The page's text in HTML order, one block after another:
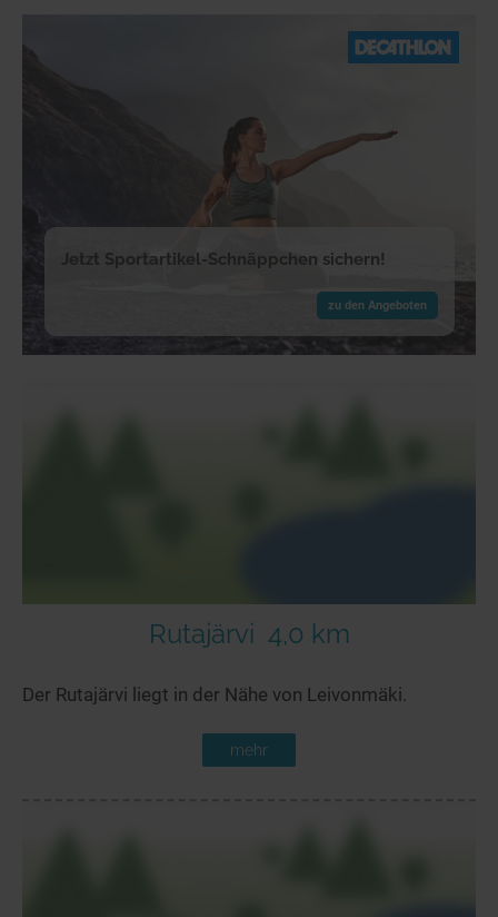
Jetzt Sportartikel-Schnäppchen sichern!
zu den Angeboten
Rutajärvi 4,0 km
Der Rutajärvi liegt in der Nähe von Leivonmäki.
mehr